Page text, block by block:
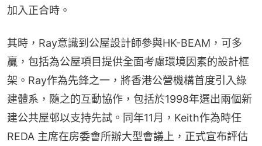
加入正合時。
其時，Ray意識到公屋設計師參與HK-BEAM，可多
贏，包括為公屋項目提供全面考慮環境因素的設計框
架。Ray作為先鋒之一，將香港公營機構首度引入綠
建體系，隨之的互動協作，包括於1998年選出兩個新
建公共屋邨以支持先試。同年11月，Keith作為時任
REDA 主席在房委會所辦大型會議上，正式宣布評估